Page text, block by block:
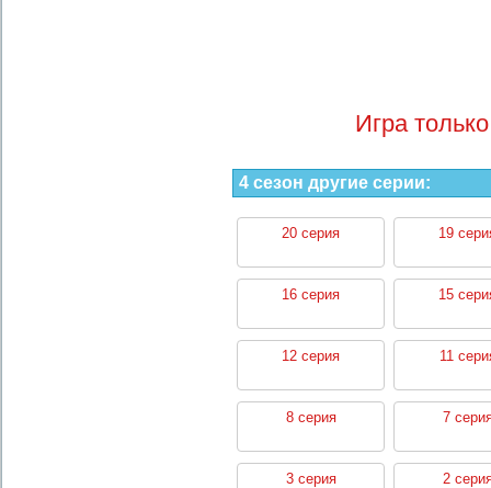
Игра
4 сезон другие серии:
20 серия 19
16 серия 15
12 серия 11
8 серия 7
3 серия 2